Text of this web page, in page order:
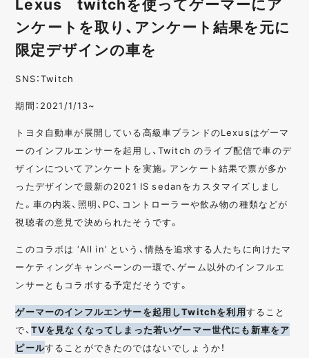
ンケートを取り、アンケート結果を元に
限定デザインの車を
SNS：Twitch
期間：2021/1/13~
トヨタ自動車が展開している高級車ブランドのLexusはゲーマ
ーのインフルエンサーを起用し、Twitch のライブ配信で車のデ
ザインについてアンケートを実施。アンケート結果で票が多か
ったデザインで最新の2021 IS sedanをカスタマイズしまし
た。車の内装、照明、PC、コントローラーや飲み物の種類などが
視聴者の意見で決められたそうです。
このコラボは ‘All in’ という、情熱を追求する人たちに向けたマ
ーケティングキャンペーンの一環で、ゲーム以外のインフルエ
ンサーともコラボする予定だそうです。
ゲーマーのインフルエンサーを起用しTwitchを利用すること
で、TVを見なくなってしまった若いゲーマー世代にも新車をア
ピールすることができたのではないでしょうか！